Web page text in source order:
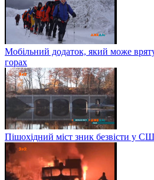
Мобільний додаток, який може
горах
Пішохідний міст зник безвісти у